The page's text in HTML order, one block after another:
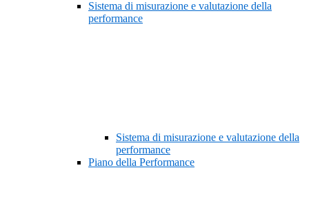
Sistema di misurazione e valutazione della
performance
Sistema di misurazione e valutazione della
performance
Piano della Performance